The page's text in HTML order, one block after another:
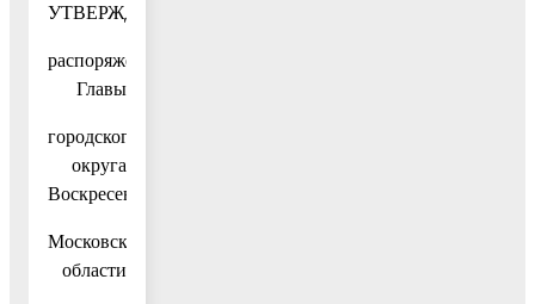
УТВЕРЖДЕН
распоряжением
Главы
городского
округа
Воскресенск
Московской
области